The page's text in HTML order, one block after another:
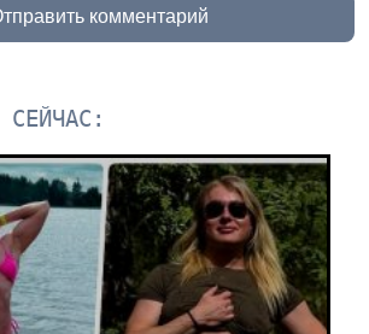
комментарий
СЕЙЧАС: